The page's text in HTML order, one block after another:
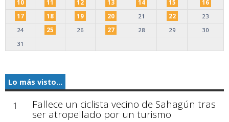
10
11 12 13 14 15
16
17
18 19 20 21 22
23
24
25 26 27 28 29
30
31
Lo más visto...
1 Fallece un ciclista vecino de Sahagún tras
ser atropellado por un turismo